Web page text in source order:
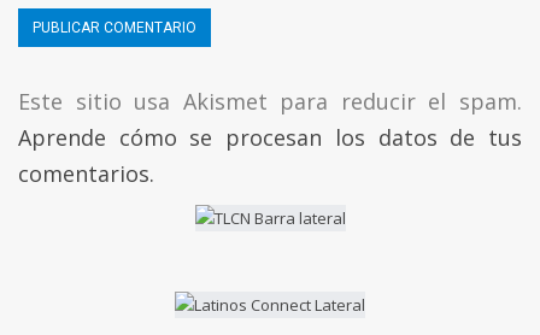
Este sitio usa Akismet para reducir el spam.
Aprende cómo se procesan los datos de tus
comentarios.